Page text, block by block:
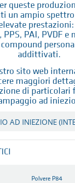
queste
un ampio
PPS, PAI, PVDF
addittivati.
sito web
maggiori
di particolari
ad
AD INIEZIONE
Polvere P84